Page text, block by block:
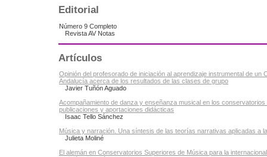
Editorial
Número 9 Completo
Revista AV Notas
Artículos
Opinión del profesorado de iniciación al aprendizaje instrumental de un
Andalucía acerca de los resultados de las clases de grupo
Javier Tuñón Aguado
Acompañamiento de danza y enseñanza musical en los
publicaciones y aportaciones didácticas
Isaac Tello Sánchez
Música y narración. Una síntesis de las teorías narrativas aplicadas a
Julieta Moliné
El alemán en Conservatorios Superiores de Música para la